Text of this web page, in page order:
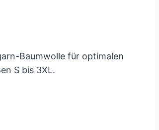
Baumwolle für optimalen
S bis 3XL.